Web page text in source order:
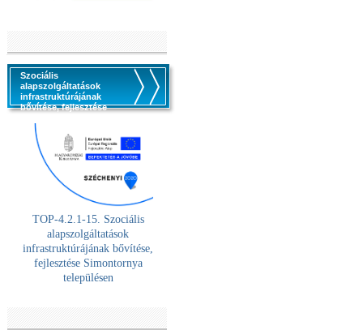
Szociális
alapszolgáltatások
infrastruktúrájának
bővítése, fejlesztése
TOP-4.2.1-15. Szociális
alapszolgáltatások
infrastruktúrájának bővítése,
fejlesztése Simontornya
településen